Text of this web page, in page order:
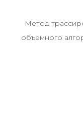
Метод
объемного